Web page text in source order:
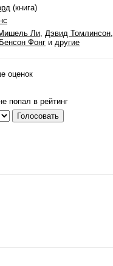
(книга)
Ли, Дэвид Томлинсон,
Бенсон Фонг и другие
оценок
попал в рейтинг